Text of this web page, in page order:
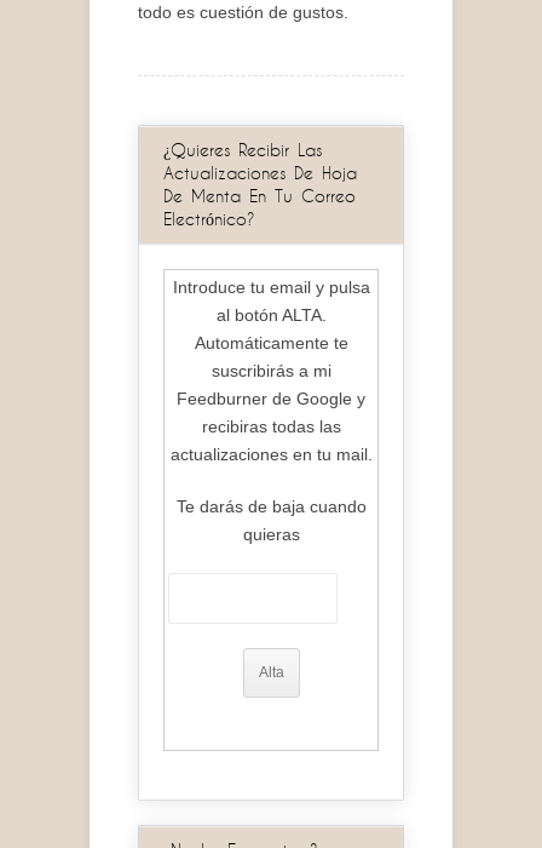
todo es cuestión de gustos.
¿Quieres Recibir Las
Actualizaciones De Hoja
De Menta En Tu Correo
Electrónico?
Introduce tu email y pulsa
al botón ALTA.
Automáticamente te
suscribirás a mi
Feedburner de Google y
recibiras todas las
actualizaciones en tu mail.
Te darás de baja cuando
quieras